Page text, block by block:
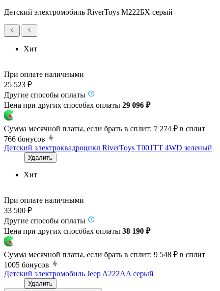
Детский электромобиль RiverToys М222БХ серый
Хит
При оплате наличными
25 523 ₽
Другие способы оплаты
Цена при других способах оплаты 29 096 ₽
Сумма месячной платы, если брать в сплит: 7 274 ₽ в сплит
766 бонусов
Детский электроквадроцикл RiverToys T001TT 4WD зеленый
Удалить
Хит
При оплате наличными
33 500 ₽
Другие способы оплаты
Цена при других способах оплаты 38 190 ₽
Сумма месячной платы, если брать в сплит: 9 548 ₽ в сплит
1005 бонусов
Детский электромобиль Jeep A222AA серый
Удалить